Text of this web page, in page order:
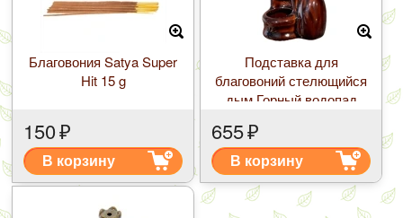
Благовония Satya Super
Hit 15 g
150₽
В корзину
Подставка для
благовоний стелющийся
дым Горный водопад
655₽
В корзину